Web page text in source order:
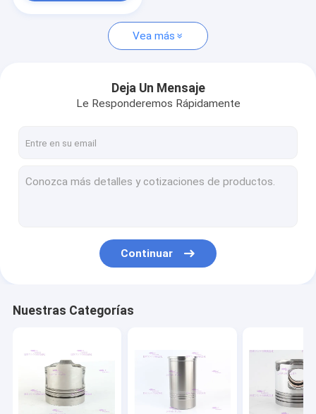
Vea más
Deja Un Mensaje
Le Responderemos Rápidamente
Continuar
Nuestras Categorías